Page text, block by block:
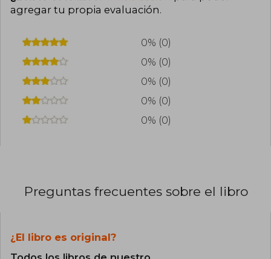
agregar tu propia evaluación.
0% (0)
0% (0)
0% (0)
0% (0)
0% (0)
Preguntas frecuentes sobre el libro
¿El libro es original?